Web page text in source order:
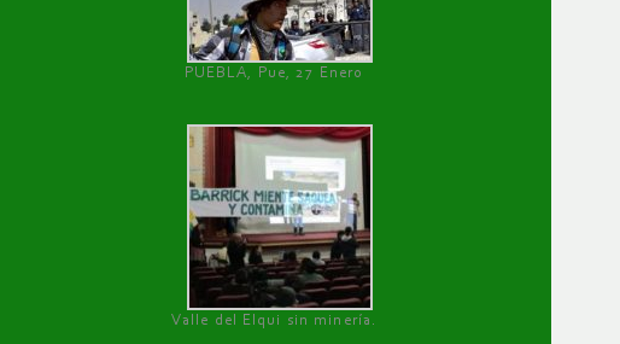
PUEBLA, Pue, 27 Enero
Valle del Elqui sin minería.